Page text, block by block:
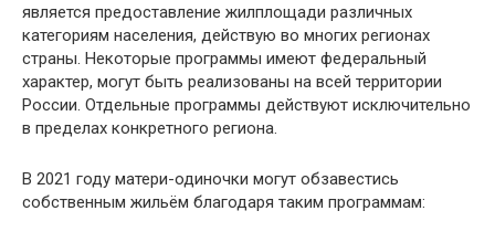
является предоставление жилплощади различных
категориям населения, действую во многих регионах
страны. Некоторые программы имеют федеральный
характер, могут быть реализованы на всей территории
России. Отдельные программы действуют исключительно
в пределах конкретного региона.
В 2021 году матери-одиночки могут обзавестись
собственным жильём благодаря таким программам: